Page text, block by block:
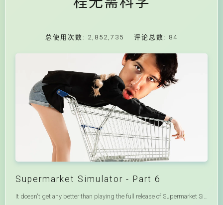
总使用次数: 2,852,735 评论总数: 84
Supermarket Simulator - Part 6